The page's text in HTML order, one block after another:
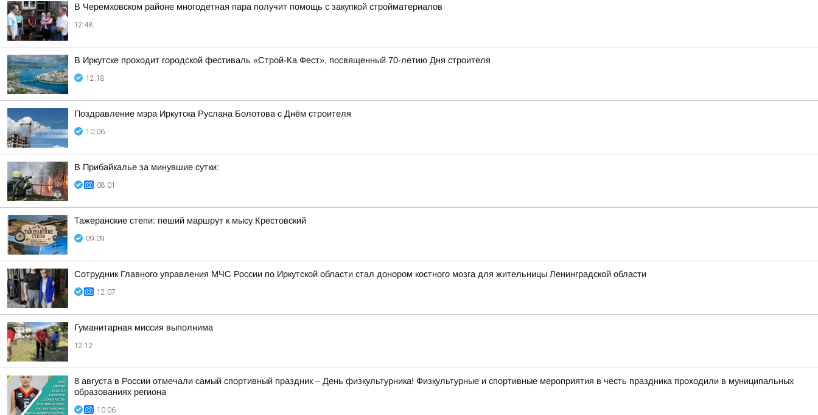
В Черемховском районе многодетная пара получит помощь с закупкой стройматериалов
12:48
В Иркутске проходит городской фестиваль «Строй-Ка Фест», посвященный 70-летию Дня строителя
12:18
Поздравление мэра Иркутска Руслана Болотова с Днём строителя
10:06
В Прибайкалье за минувшие сутки:
08:01
Тажеранские степи: пеший маршрут к мысу Крестовский
09:09
Сотрудник Главного управления МЧС России по Иркутской области стал донором костного мозга для жительницы Ленинградской области
12:07
Гуманитарная миссия выполнима
12:12
8 августа в России отмечали самый спортивный праздник – День физкультурника! Физкультурные и спортивные мероприятия в честь праздника проходили в муниципальных
образованиях региона
10:06